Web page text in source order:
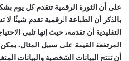
على أن الثورة الرقمية تتقدم كل يوم
بالذكر أن الطباعة الرقمية تقدم شيئًا
التقليدية أن تقدمه، حيث إنها تلبى
المرتفعة القيمة على سبيل المثال،
أن تنتج البيانات الشخصية والبيانات